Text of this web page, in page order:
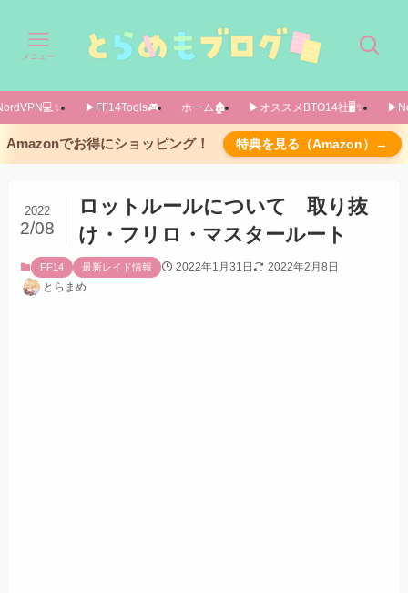
メニュー
▶FF14Tools🎮️ ホーム🏚️ ▶オススメBTO14社🖥️✨️
Amazonでお得にショッピング！ 特典を見る（Amazon）→
ロットルールについて 取り抜
け・フリロ・マスタールート
2022
2/08
FF14 最新レイド情報 2022年1月31日
2022年2月8日
とらまめ
結論
「取り抜け」というルールのメリット・デメリ
ット
メリット「目当てのアイテムを手に入れやす
い」点について解説